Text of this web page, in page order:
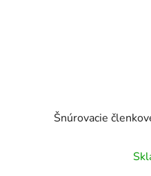
Šnúrovacie